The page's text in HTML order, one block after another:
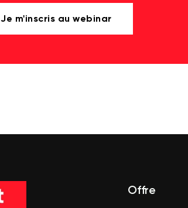
Je m'inscris au webinar
Offre